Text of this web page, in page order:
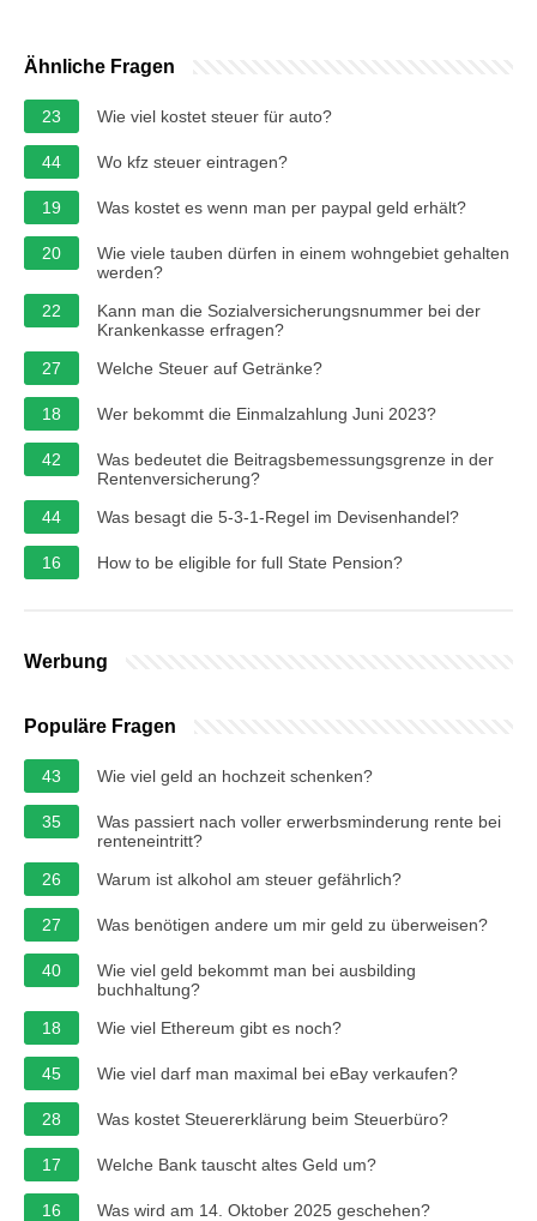
Ähnliche Fragen
23 Wie viel kostet steuer für auto?
44 Wo kfz steuer eintragen?
19 Was kostet es wenn man per paypal geld erhält?
20
Wie viele tauben dürfen in einem wohngebiet gehalten
werden?
22
Kann man die Sozialversicherungsnummer bei der
Krankenkasse erfragen?
27
Welche Steuer auf Getränke?
18 Wer bekommt die Einmalzahlung Juni 2023?
42
Was bedeutet die Beitragsbemessungsgrenze in der
Rentenversicherung?
44
Was besagt die 5-3-1-Regel im Devisenhandel?
16 How to be eligible for full State Pension?
Werbung
Populäre Fragen
43 Wie viel geld an hochzeit schenken?
35
Was passiert nach voller erwerbsminderung rente bei
renteneintritt?
26
Warum ist alkohol am steuer gefährlich?
27 Was benötigen andere um mir geld zu überweisen?
40
Wie viel geld bekommt man bei ausbilding
buchhaltung?
18
Wie viel Ethereum gibt es noch?
45 Wie viel darf man maximal bei eBay verkaufen?
28 Was kostet Steuererklärung beim Steuerbüro?
17 Welche Bank tauscht altes Geld um?
16 Was wird am 14. Oktober 2025 geschehen?